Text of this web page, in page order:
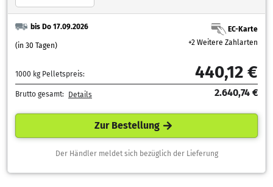
bis Do 17.09.2026
(in 30 Tagen)
EC-Karte
+2 Weitere Zahlarten
1000 kg Pelletspreis: 440,12 €
Brutto gesamt: Details 2.640,74 €
Zur Bestellung
Der Händler meldet sich bezüglich der Lieferung